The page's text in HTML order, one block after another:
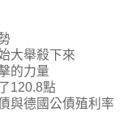
大舉殺下來
的力量
120.8點
與德國公債殖利率